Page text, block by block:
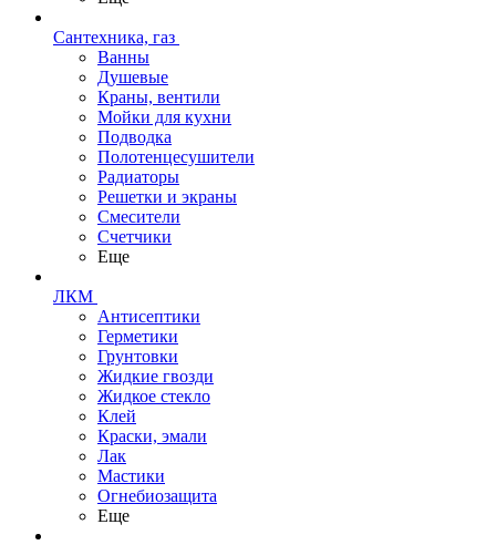
Сантехника, газ
Ванны
Душевые
Краны, вентили
Мойки для кухни
Подводка
Полотенцесушители
Радиаторы
Решетки и экраны
Смесители
Счетчики
Еще
ЛКМ
Антисептики
Герметики
Грунтовки
Жидкие гвозди
Жидкое стекло
Клей
Краски, эмали
Лак
Мастики
Огнебиозащита
Еще